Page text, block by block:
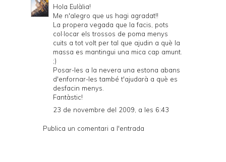
Hola Eulàlia!
Me n'alegro que us hagi agradat!!
La propera vegada que la facis, pots
col·locar els trossos de poma menys
cuits a tot volt per tal que ajudin a què la
massa es mantingui una mica cap amunt.
;)
Posar-les a la nevera una estona abans
d'enfornar-les també t'ajudarà a què es
desfacin menys.
Fantàstic!
23 de novembre del 2009, a les 6:43
Publica un comentari a l'entrada